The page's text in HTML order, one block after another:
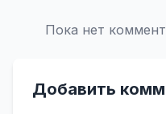
Пока нет
Добавить